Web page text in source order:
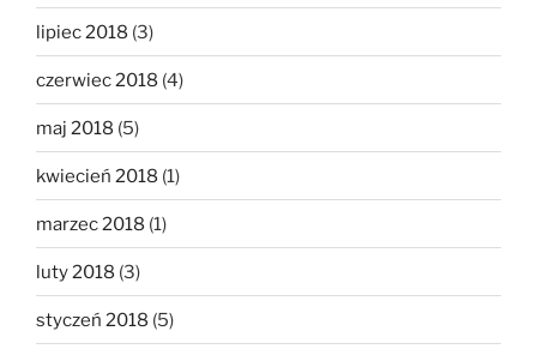
lipiec 2018 (3)
czerwiec 2018 (4)
maj 2018 (5)
kwiecień 2018 (1)
marzec 2018 (1)
luty 2018 (3)
styczeń 2018 (5)